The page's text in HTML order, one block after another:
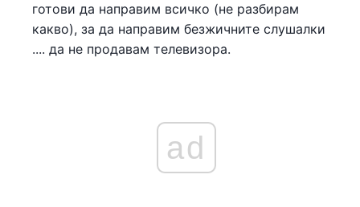
готови да направим всичко (не разбирам
какво), за да направим безжичните слушалки
.... да не продавам телевизора.
ad